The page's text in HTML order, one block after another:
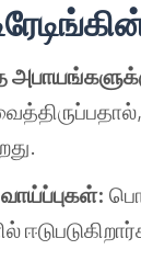
வாய்ப்புகள்: